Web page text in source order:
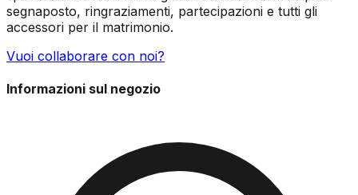
segnaposto, ringraziamenti, partecipazioni e tutti gli
accessori per il matrimonio.
Vuoi collaborare con noi?
Informazioni sul negozio